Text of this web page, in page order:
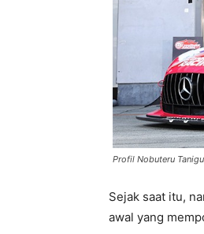
Profil Nobuteru
Sejak saat itu,
awal yang